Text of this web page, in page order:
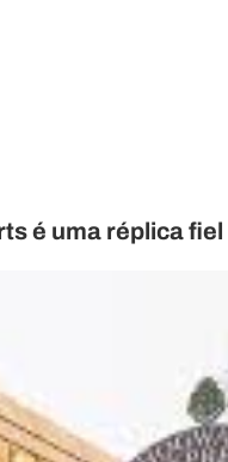
é uma réplica fiel